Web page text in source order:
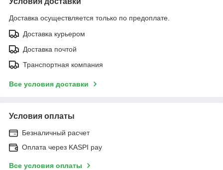
Доставка осуществляется только по предоплате.
Доставка курьером
Доставка почтой
Транспортная компания
Все условия доставки
Условия оплаты
Безналичный расчет
Оплата через KASPI pay
Все условия оплаты